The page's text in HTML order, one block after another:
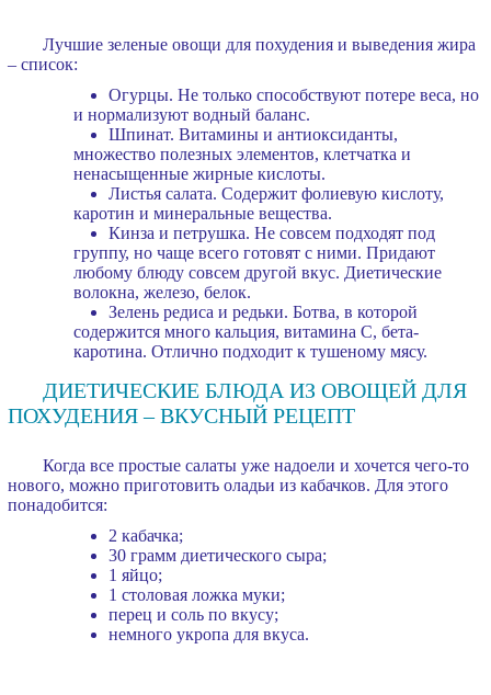
Лучшие зеленые овощи для похудения и выведения жира
– список:
Огурцы. Не только способствуют потере веса, но
и нормализуют водный баланс.
Шпинат. Витамины и антиоксиданты,
множество полезных элементов, клетчатка и
ненасыщенные жирные кислоты.
Листья салата. Содержит фолиевую кислоту,
каротин и минеральные вещества.
Кинза и петрушка. Не совсем подходят под
группу, но чаще всего готовят с ними. Придают
любому блюду совсем другой вкус. Диетические
волокна, железо, белок.
Зелень редиса и редьки. Ботва, в которой
содержится много кальция, витамина С, бета-
каротина. Отлично подходит к тушеному мясу.
ДИЕТИЧЕСКИЕ БЛЮДА ИЗ ОВОЩЕЙ ДЛЯ
ПОХУДЕНИЯ – ВКУСНЫЙ РЕЦЕПТ
Когда все простые салаты уже надоели и хочется чего-то
нового, можно приготовить оладьи из кабачков. Для этого
понадобится:
2 кабачка;
30 грамм диетического сыра;
1 яйцо;
1 столовая ложка муки;
перец и соль по вкусу;
немного укропа для вкуса.